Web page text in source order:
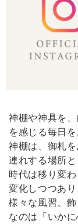
神棚や神具を
を感じる毎日を
神棚は、御札
連れする場所
時代は移り変
変化しつつあり
様々な風習、
なのは「いか